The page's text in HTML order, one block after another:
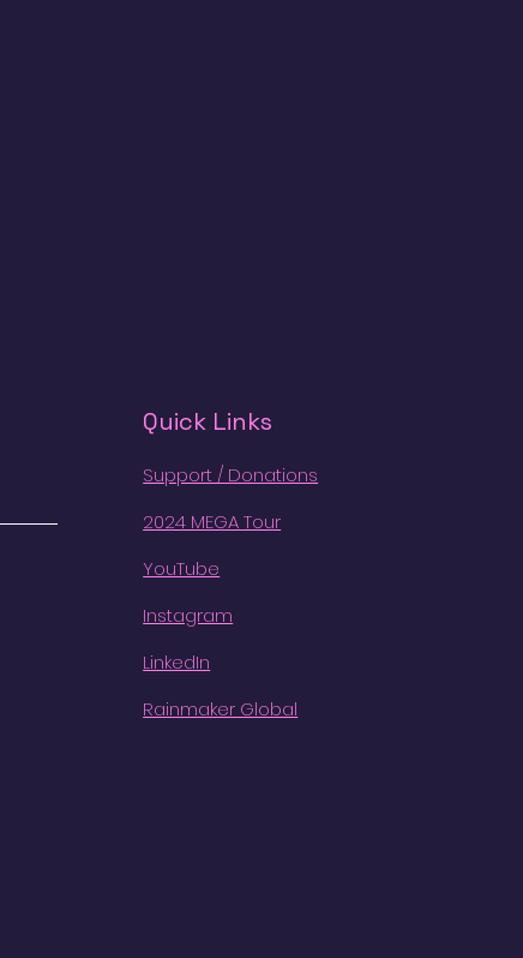
Quick Links
Support / Donations
2024 MEGA Tour
YouTube
Instagram
LinkedIn
Rainmaker Global